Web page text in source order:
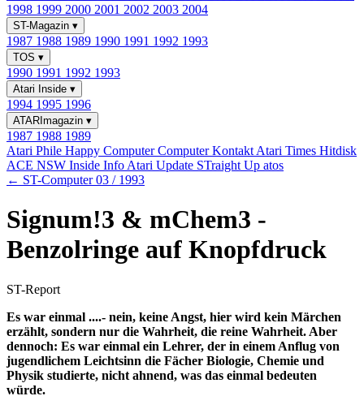
1998 1999 2000 2001 2002 2003 2004
ST-Magazin ▾
1987 1988 1989 1990 1991 1992 1993
TOS ▾
1990 1991 1992 1993
Atari Inside ▾
1994 1995 1996
ATARImagazin ▾
1987 1988 1989
Atari Phile Happy ComputerComputer Kontakt Atari Times Hitdisk
ACE NSW Inside Info Atari Update STraight Up atos
← ST-Computer 03 / 1993
Signum!3 & mChem3 -
Benzolringe auf Knopfdruck
ST-Report
Es war einmal ....- nein, keine Angst, hier wird kein Märchen
erzählt, sondern nur die Wahrheit, die reine Wahrheit. Aber
dennoch: Es war einmal ein Lehrer, der in einem Anflug von
jugendlichem Leichtsinn die Fächer Biologie, Chemie und
Physik studierte, nicht ahnend, was das einmal bedeuten
würde.